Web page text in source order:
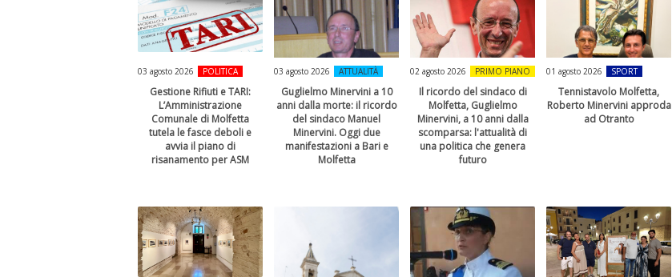
03 agosto 2026 POLITICA
Gestione Rifiuti e TARI:
L’Amministrazione
Comunale di Molfetta
tutela le fasce deboli e
avvia il piano di
risanamento per ASM
03 agosto 2026 ATTUALITÀ
Guglielmo Minervini a 10
anni dalla morte: il ricordo
del sindaco Manuel
Minervini. Oggi due
manifestazioni a Bari e
Molfetta
02 agosto 2026 PRIMO PIANO
Il ricordo del sindaco di
Molfetta, Guglielmo
Minervini, a 10 anni dalla
scomparsa: l'attualità di
una politica che genera
futuro
01 agosto 2026 SPORT
Tennistavolo Molfetta,
Roberto Minervini approda
ad Otranto